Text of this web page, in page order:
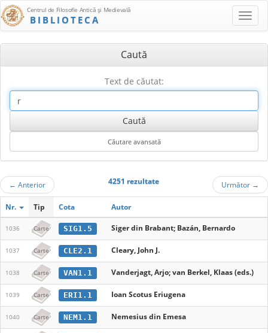
Centrul de Filosofie Antică şi Medievală
BIBLIOTECA
Caută
Text de căutat:
← Anterior 4251 rezultate Următor →
Nr. Tip Cota Autor
1036 Carte SIG1.5 Siger din Brabant; Bazán, Bernardo
1037 Carte CLE2.1 Cleary, John J.
1038 Carte VAN1.1 Vanderjagt, Arjo; van Berkel, Klaas (eds.)
1039 Carte ERI1.1 Ioan Scotus Eriugena
1040 Carte NEM1.1 Nemesius din Emesa